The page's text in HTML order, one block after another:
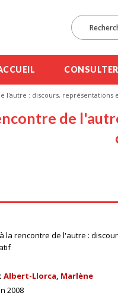
l'autre : discours, représentations
de
la rencontre de l'autre :
Albert-Llorca, Marlène
2008